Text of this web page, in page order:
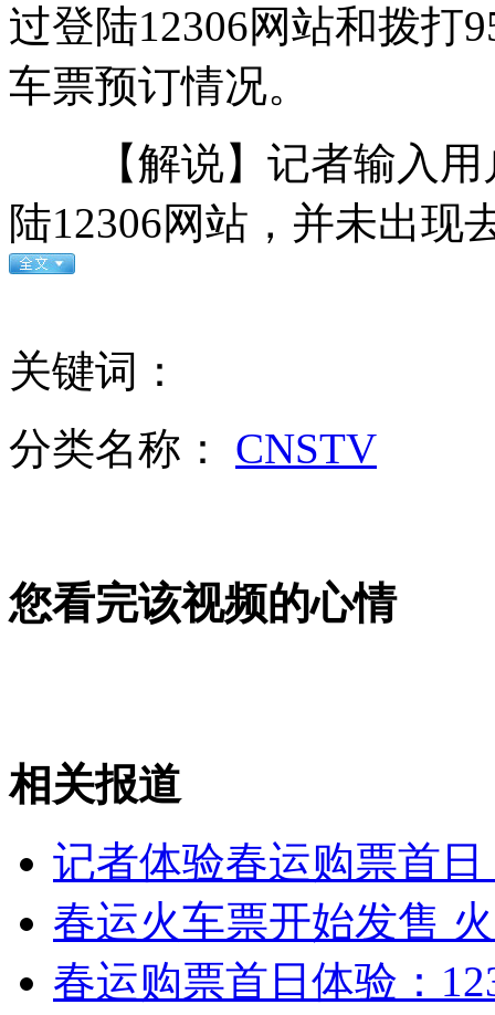
日媒称安倍欲设机构研究修改日本"历史观"
美新飞艇将首飞载重堪比"空中航母"
我海监船编队今日继续巡航钓鱼岛
山西运城恶犬咬伤多人 警民合力深夜将其击毙
外交部：有关国家言论片面不公正
安徽一实载49人客车翻车
过登陆12306网站和拨打
车票预订情况。
【解说】记者输入用
陆12306网站，并未出现
关键词：
分类名称： CNSTV
您看完该视频的心情
相关报道
记者体验春运购票首
春运火车票开始发售
春运购票首日体验：